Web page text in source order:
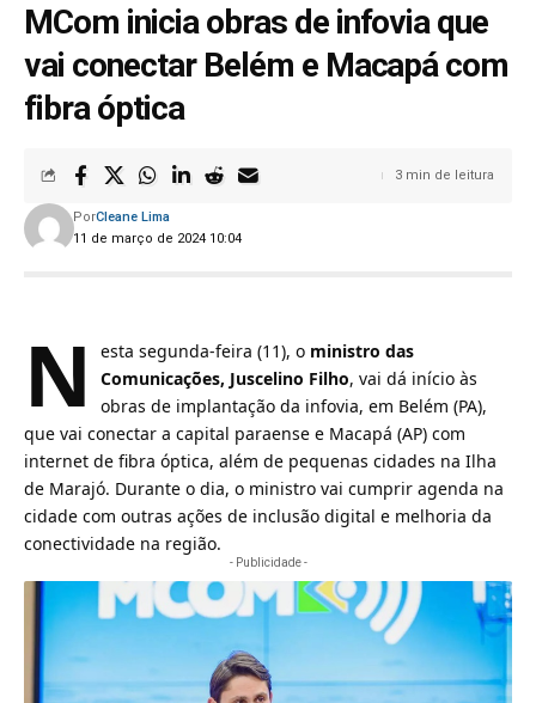
MCom inicia obras de infovia que
vai conectar Belém e Macapá com
fibra óptica
11 de março de 2024 10:04
PorCleane Lima
3 min de leitura
N esta segunda-feira (11), o ministro das
Comunicações, Juscelino Filho, vai dá início às
obras de implantação da infovia, em Belém (PA),
que vai conectar a capital paraense e Macapá (AP) com
internet de fibra óptica, além de pequenas cidades na Ilha
de Marajó. Durante o dia, o ministro vai cumprir agenda na
cidade com outras ações de inclusão digital e melhoria da
conectividade na região.
- Publicidade -